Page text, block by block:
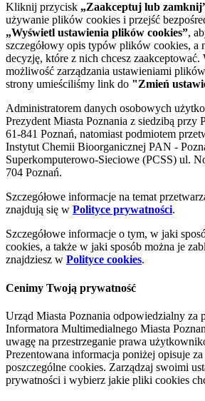
Kliknij przycisk „Zaakceptuj lub
używanie plików cookies i przejść
„Wyświetl ustawienia plików cookies”,
szczegółowy opis typów plików cookies, a
decyzję, które z nich chcesz
możliwość zarządzania ustawieniami
strony umieściliśmy link do "Zmień
Administratorem danych osobowych
Prezydent Miasta Poznania z siedzibą przy
61-841 Poznań, natomiast podmiotem
Instytut Chemii Bioorganicznej PAN -
Superkomputerowo-Sieciowe (PCSS) ul.
704 Poznań.
Szczegółowe informacje na temat
znajdują się w Polityce prywatności.
Szczegółowe informacje o tym, w jaki
cookies, a także w jaki sposób można je
znajdziesz w Polityce cookies.
Cenimy Twoją prywatność
Urząd Miasta Poznania odpowiedzialny za
Informatora Multimedialnego Miasta
uwagę na przestrzeganie prawa
Prezentowana informacja poniżej opisuje
poszczególne cookies. Zarządzaj swoimi
prywatności i wybierz jakie pliki cookies